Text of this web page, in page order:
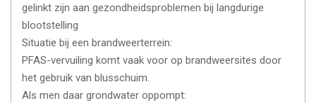
gelinkt zijn aan gezondheidsproblemen bij langdurige
blootstelling
Situatie bij een brandweerterrein:
PFAS-vervuiling komt vaak voor op brandweersites door
het gebruik van blusschuim.
Als men daar grondwater oppompt: